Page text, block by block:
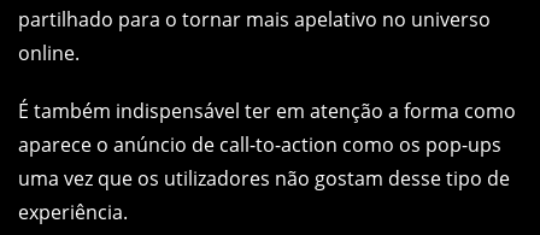
partilhado para o tornar mais apelativo no universo
online.
É também indispensável ter em atenção a forma como
aparece o anúncio de call-to-action como os pop-ups
uma vez que os utilizadores não gostam desse tipo de
experiência.